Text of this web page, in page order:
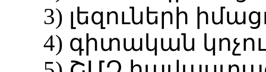
3) լեզուների
4) գիտական